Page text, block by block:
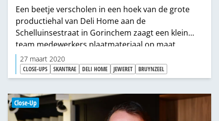
Een beetje verscholen in een hoek van de grote
productiehal van Deli Home aan de
Schelluinsestraat in Gorinchem zaagt een klein
team medewerkers plaatmateriaal op maat.
Aangestuurd door data uit de configuratoren
kunnen de machines de verschillende soorten
hout tot op de millimeter nauwkeurig zagen.
“Vervolgens vindt het gezaagde hout via de retail
zijn weg naar de klant die het hout heeft besteld”,
zegt Marten Karelse.
27 maart 2020
CLOSE-UPS SKANTRAE DELI HOME JEWERET BRUYNZEEL
Close-Up